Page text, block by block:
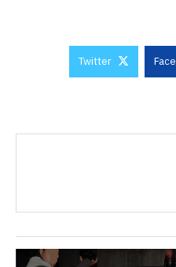
Twitter